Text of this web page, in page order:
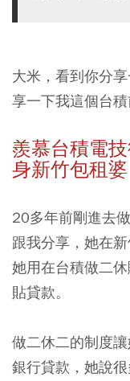
大米，看到你分
享一下我這個台積
羨慕台積電
身新竹包租婆
20多年前剛進去
跟我分享，她在
她用在台積做二
貼貸款。
做二休二的制度
銀行貸款，她說